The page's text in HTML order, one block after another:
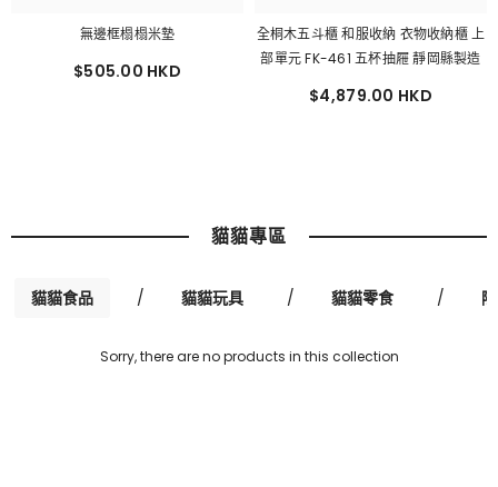
無邊框榻榻米墊
$505.00 HKD
全桐木五斗櫃 和服收納 衣物收納櫃 上
部單元 FK-461 五杯抽屜 靜岡縣製造
$4,879.00 HKD
貓貓專區
貓貓食品 / 貓貓玩具 / 貓貓零食 /
Sorry, there are no products in this collection